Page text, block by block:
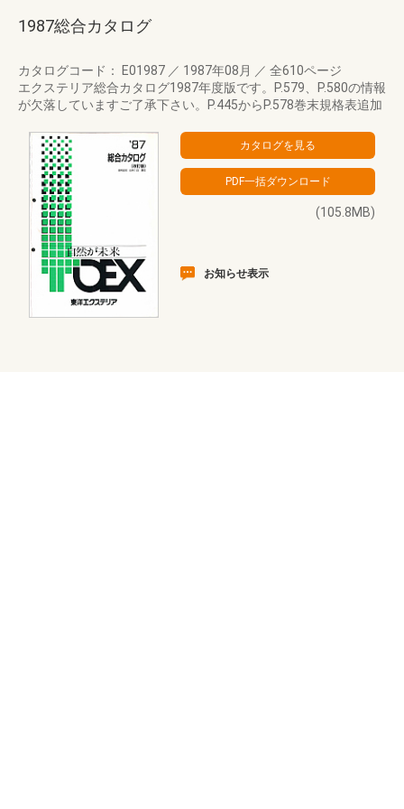
1987総合カタログ
カタログコード： E01987 ／ 1987年08月 ／ 全610ページ
エクステリア総合カタログ1987年度版です。P.579、P.580の情報
が欠落していますご了承下さい。P.445からP.578巻末規格表追加
(105.8MB)
お知らせ表示